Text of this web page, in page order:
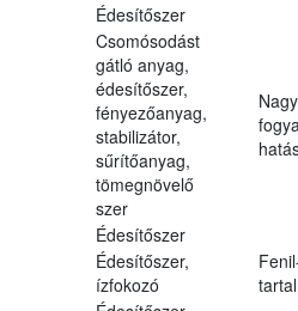
Édesítőszer
Csomósodást
gátló anyag,
édesítőszer,
fényezőanyag,
stabilizátor,
sűrítőanyag,
tömegnövelő
szer
Édesítőszer
Édesítőszer,
ízfokozó